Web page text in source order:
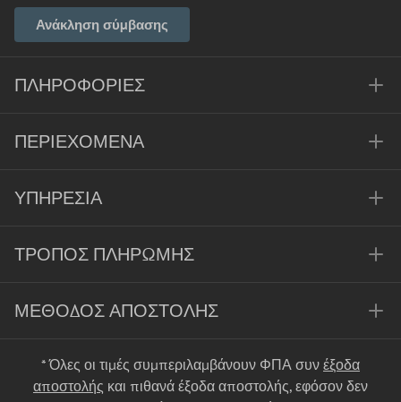
Ανάκληση σύμβασης
ΠΛΗΡΟΦΟΡΊΕΣ
ΠΕΡΙΕΧΌΜΕΝΑ
ΥΠΗΡΕΣΊΑ
ΤΡΌΠΟΣ ΠΛΗΡΩΜΉΣ
ΜΈΘΟΔΟΣ ΑΠΟΣΤΟΛΉΣ
* Όλες οι τιμές συμπεριλαμβάνουν ΦΠΑ συν έξοδα
αποστολής και πιθανά έξοδα αποστολής, εφόσον δεν